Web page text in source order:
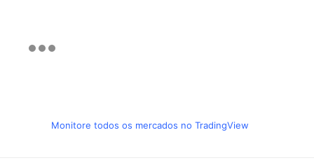
Monitore todos os mercados no TradingView